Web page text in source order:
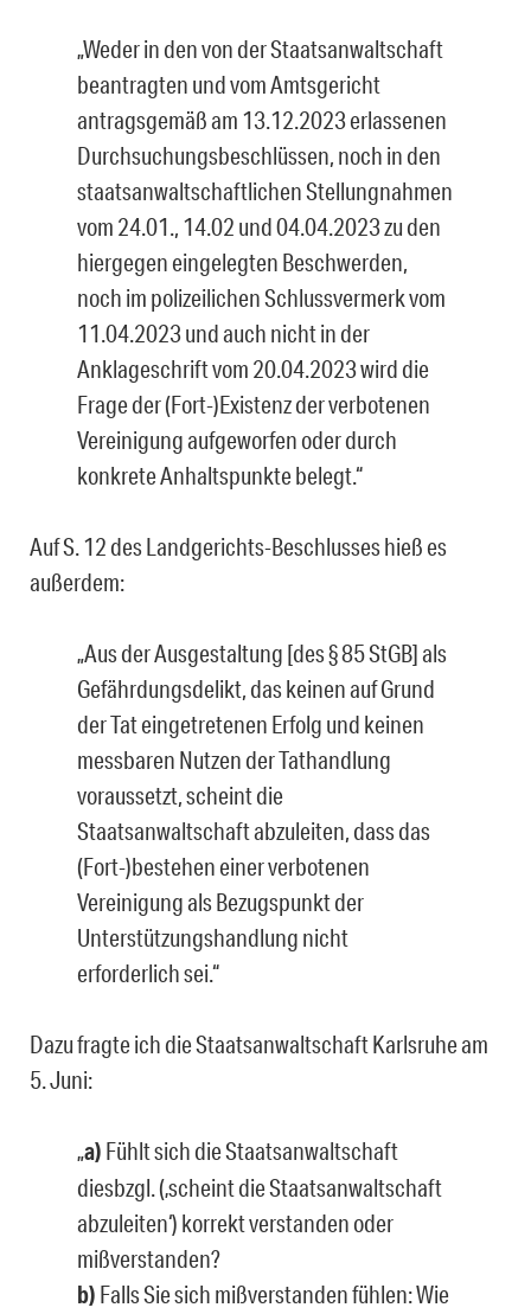
„Weder in den von der Staatsanwaltschaft
beantragten und vom Amtsgericht
antrags­gemäß am 13.12.2023 erlassenen
Durchsuchungsbeschlüssen, noch in den
staats­anwaltschaftlichen Stellungnahmen
vom 24.01., 14.02 und 04.04.2023 zu den
hierge­gen eingelegten Beschwerden,
noch im polizeilichen Schlussvermerk vom
11.04.2023 und auch nicht in der
Anklageschrift vom 20.04.2023 wird die
Frage der (Fort-)Exis­tenz der verbotenen
Vereinigung aufgeworfen oder durch
konkrete Anhaltspunkte be­legt.“
Auf S. 12 des Landgerichts-Beschlusses hieß es
außerdem:
„Aus der Ausgestaltung [des § 85 StGB] als
Gefährdungsdelikt, das keinen auf Grund
der Tat eingetretenen Erfolg und keinen
messbaren Nutzen der Tathandlung
voraus­setzt, scheint die
Staatsanwaltschaft abzuleiten, dass das
(Fort-)bestehen einer ver­botenen
Vereinigung als Bezugspunkt der
Unterstützungshandlung nicht
erforderlich sei.“
Dazu fragte ich die Staatsanwaltschaft Karlsruhe am
5. Juni:
„a) Fühlt sich die Staatsanwaltschaft
diesbzgl. (‚scheint die Staatsanwaltschaft
abzu­leiten‘) korrekt verstanden oder
mißverstanden?
b) Falls Sie sich mißverstanden fühlen: Wie